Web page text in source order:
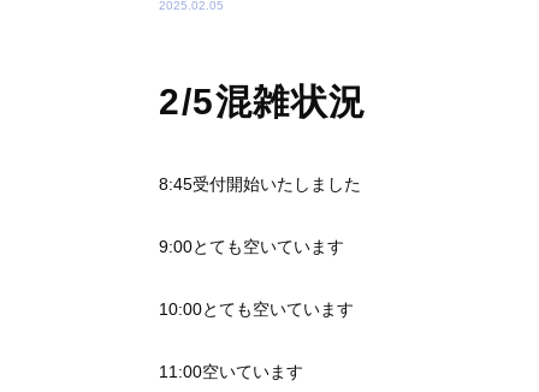
2025.02.05
2/5混雑状況
8:45受付開始いたしました
9:00とても空いています
10:00とても空いています
11:00空いています